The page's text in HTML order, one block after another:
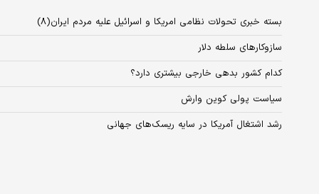
بسته خبری تحولات نظامی امریکا و اسرائیل علیه مردم ایران(۸)
سازوکارهای سلطه دلار
کدام کشور بدهی خارجی بیشتری دارد؟
سیاست پولی کوین وارش
رشد اشتغال آمریکا در سایه ریسک‌های جهانی